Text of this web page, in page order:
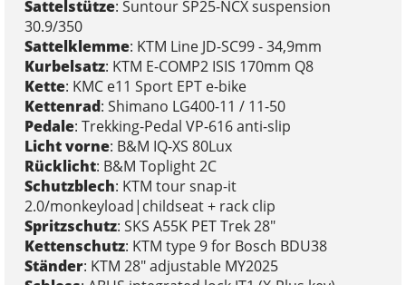
Sattelstütze: Suntour SP25-NCX suspension
30.9/350
Sattelklemme: KTM Line JD-SC99 - 34,9mm
Kurbelsatz: KTM E-COMP2 ISIS 170mm Q8
Kette: KMC e11 Sport EPT e-bike
Kettenrad: Shimano LG400-11 / 11-50
Pedale: Trekking-Pedal VP-616 anti-slip
Licht vorne: B&M IQ-XS 80Lux
Rücklicht: B&M Toplight 2C
Schutzblech: KTM tour snap-it
2.0/monkeyload|childseat + rack clip
Spritzschutz: SKS A55K PET Trek 28"
Kettenschutz: KTM type 9 for Bosch BDU38
Ständer: KTM 28" adjustable MY2025